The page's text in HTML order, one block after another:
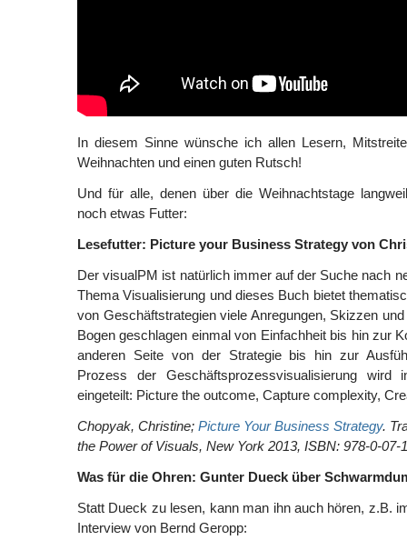
In diesem Sinne wünsche ich allen Lesern,
Weihnachten und einen guten Rutsch!
Und für alle, denen über die Weihnachtstage
noch etwas Futter:
Lesefutter: Picture your Business Strategy von
Der visualPM ist natürlich immer auf der Suche nach
Thema Visualisierung und dieses Buch bietet
von Geschäftstrategien viele Anregungen, Skizzen
Bogen geschlagen einmal von Einfachheit bis hin zur
anderen Seite von der Strategie bis hin zur
Prozess der Geschäftsprozessvisualisierung wird
eingeteilt: Picture the outcome, Capture complexity,
Chopyak, Christine; Picture Your Business Strategy.
the Power of Visuals, New York 2013, ISBN: 978-0-07-
Was für die Ohren: Gunter Dueck über
Statt Dueck zu lesen, kann man ihn auch hören, z.B.
Interview von Bernd Geropp: